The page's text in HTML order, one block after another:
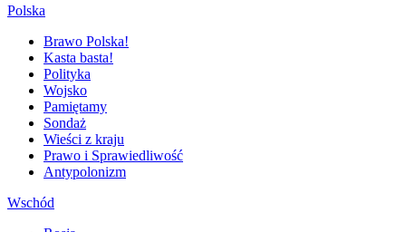
Polska
Brawo Polska!
Kasta basta!
Polityka
Wojsko
Pamiętamy
Sondaż
Wieści z kraju
Prawo i Sprawiedliwość
Antypolonizm
Wschód